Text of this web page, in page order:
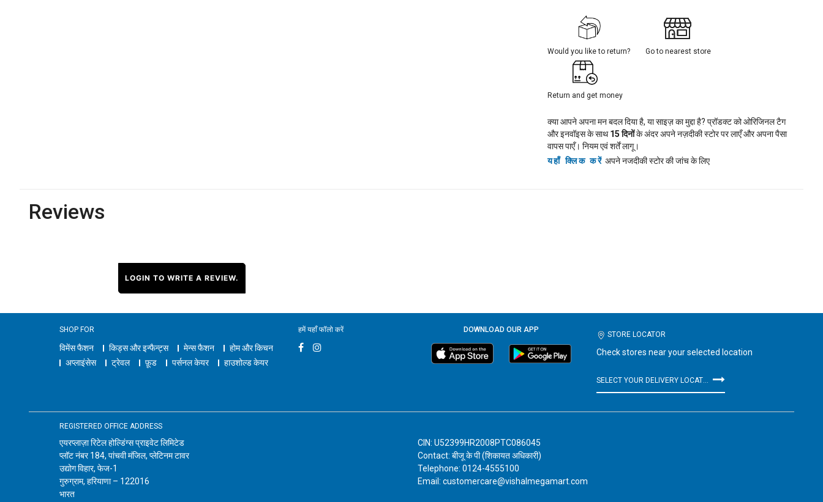
Would you like to return? Go to nearest store
Return and get money
क्या आपने अपना मन बदल दिया है, या साइज़ का मुद्दा है? प्रॉडक्ट को ओरिजिनल टैग
और इनवॉइस के साथ15 दिनोंके अंदर अपने नज़दीकी स्टोर पर लाएँ और अपना पैसा
वापस पाएँ। नियम एवं शर्तें लागू।
यहाँ क्लिक करें अपने नजदीकी स्टोर की जांच के लिए
Reviews
LOGIN TO WRITE A REVIEW.
SHOP FOR
विमेंस फैशन किड्स और इन्फैन्ट्स मेन्स फैशन
होम और किचन
अप्लाइंसेस
ट्रेवल फ़ूड पर्सनल केयर हाउशोल्ड केयर
हमें यहाँ फॉलो करें DOWNLOAD OUR APP
STORE LOCATOR
Check stores near your selected location
REGISTERED OFFICE ADDRESS
एयरप्लाज़ा रिटेल होल्डिंग्स प्राइवेट लिमिटेड
प्लॉट नंबर 184, पांचवी मंजिल, प्लेटिनम टावर
उद्योग विहार, फेज-1
गुरुग्राम, हरियाणा – 122016
भारत
CIN: U52399HR2008PTC086045
Contact: बीजू के पी (शिकायत अधिकारी)
Telephone: 0124-4555100
Email: customercare@vishalmegamart.com